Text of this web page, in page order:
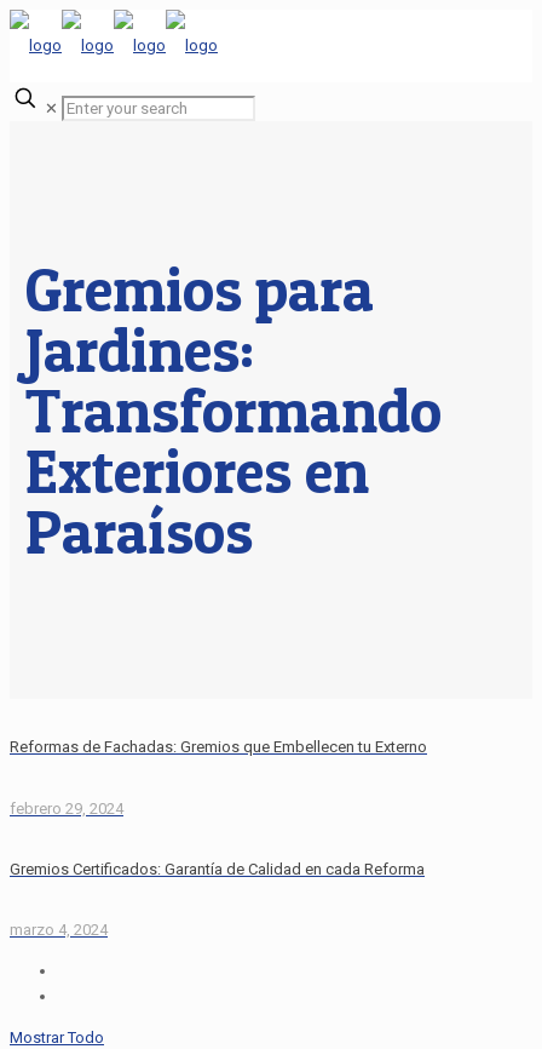
✕
Gremios para
Jardines:
Transformando
Exteriores en
Paraísos
Reformas de Fachadas: Gremios que Embellecen tu Externo
febrero 29, 2024
Gremios Certificados: Garantía de Calidad en cada Reforma
marzo 4, 2024
Mostrar Todo